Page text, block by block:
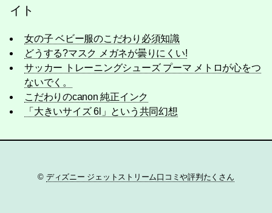
イト
女の子 ベビー服のこだわり必須知識
どうする?マスク メガネが曇りにくい!
サッカー トレーニングシューズ プーマ メトロが心をつ
ないでく。
こだわりのcanon 純正インク
「大きいサイズ 6l」という共同幻想
© ディズニー ジェットストリーム口コミや評判たくさん